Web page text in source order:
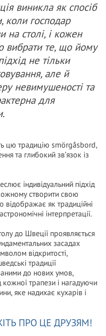
виникла як спосіб
коли господар
на столі, і кожен
вибрати те, що йому
не тільки
але й
невимушеності та
для
цю традицію smörgåsbord,
та глибокий зв’язок із
індивідуальний підхід
створити свою
відображає як традиційні
інтерпретації.
до Швеції проявляється
засадах
відкритості,
традиції
до нових умов,
трапези і нагадуючи
яке надихає кухарів і
ПРО ЦЕ ДРУЗЯМ!